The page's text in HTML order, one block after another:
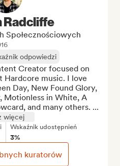
Radcliffe
Społecznościowych
odpowiedzi
Creator focused on
Hardcore music. I love
Day, New Found Glory,
Motionless in White, A
and many others. ...
więcej
Wskaźnik udostępnień
3%
kuratorów